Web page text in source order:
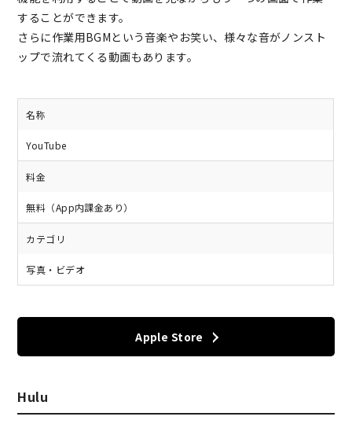
することができます。
さらに作業用BGMという音楽やお笑い、様々な音がノンスト
ップで流れてくる動画もあります。
名称
YouTube
料金
無料（App内課金あり）
カテゴリ
写真・ビデオ
Apple Store
Hulu